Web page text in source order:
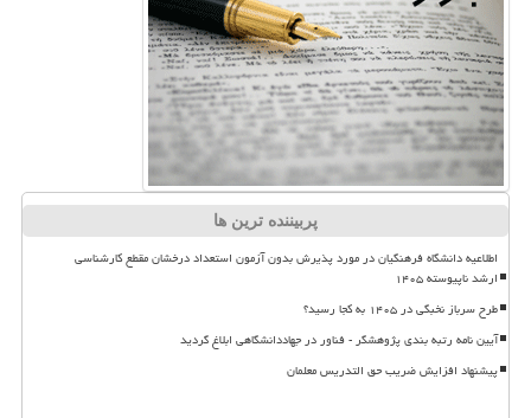
پربیننده ترین ها
اطلاعیه دانشگاه فرهنگیان در مورد پذیرش بدون آزمون استعداد درخشان مقطع کارشناسی
ارشد ناپیوسته ۱۴۰۵
طرح سرباز نخبگی در ۱۴۰۵ به کجا رسید؟
آیین نامه رتبه بندی پژوهشگر - فناور در جهاددانشگاهی ابلاغ گردید
پیشنهاد افزایش ضریب حق التدریس معلمان